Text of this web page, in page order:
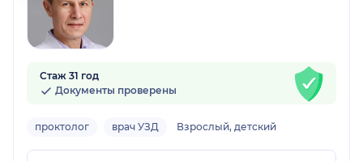
Стаж 31 год
Документы проверены
проктолог врач УЗД Взрослый, детский